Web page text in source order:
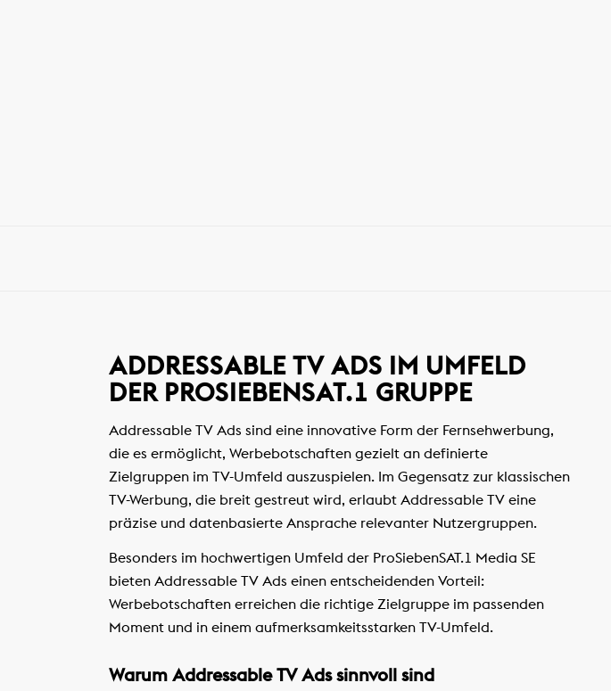
ADDRESSABLE TV ADS IM UMFELD
DER PROSIEBENSAT.1 GRUPPE
Addressable TV Ads sind eine innovative Form der Fernsehwerbung,
die es ermöglicht, Werbebotschaften gezielt an definierte
Zielgruppen im TV-Umfeld auszuspielen. Im Gegensatz zur klassischen
TV-Werbung, die breit gestreut wird, erlaubt Addressable TV eine
präzise und datenbasierte Ansprache relevanter Nutzergruppen.
Besonders im hochwertigen Umfeld der ProSiebenSAT.1 Media SE
bieten Addressable TV Ads einen entscheidenden Vorteil:
Werbebotschaften erreichen die richtige Zielgruppe im passenden
Moment und in einem aufmerksamkeitsstarken TV-Umfeld.
Warum Addressable TV Ads sinnvoll sind